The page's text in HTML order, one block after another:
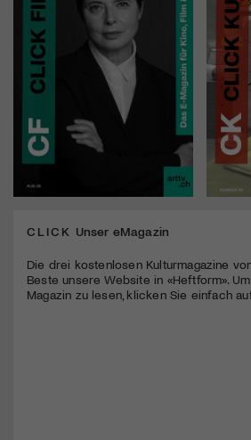
CLICK Unser eMagazin
Die drei kostenlosen Kulturmagazine
Beste unsere Website in «Heftform».
Magazin zu lesen, klicken Sie einfach